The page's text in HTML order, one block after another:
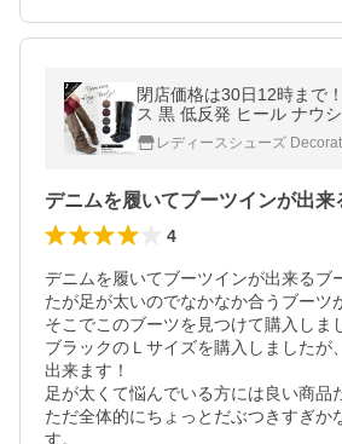
閉店価格は30日12時まで
ス 黒 低反発 ヒール ナウ
ブーツ 返品交換不可 / 74-
レディースシューズ
4
デニムを履いてブーツインが出来るブ
たが足が太いのでなかなか合うブーツ
そこでこのブーツを見つけて購入しま
ブラックのＬサイズを購入しましたが
出来ます！
足が太くて悩んでいる方には良い商品
ただ全体的にちょっとだぶつきすぎか
す。